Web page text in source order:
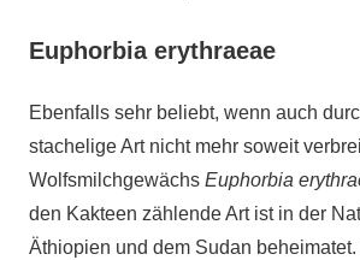
Euphorbia erythraeae
Ebenfalls sehr beliebt, wenn auch
stachelige Art nicht mehr soweit
Wolfsmilchgewächs Euphorbia
den Kakteen zählende Art ist in der
Äthiopien und dem Sudan